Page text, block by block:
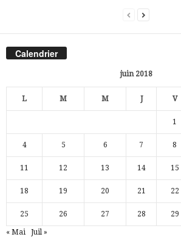
Calendrier
juin 2018
L M M J V
1
4 5 6 7 8
11 12 13 14 15
18 19 20 21 22
25 26 27 28 29
« Mai Juil »